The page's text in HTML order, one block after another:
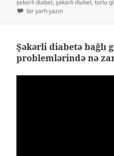
şekerli diabet,şəkərli diabet,torlu
Şəkərli diabet xəstələrinin
bir şərh yazın
Şəkərli diabetə bağlı
problemlərində nə